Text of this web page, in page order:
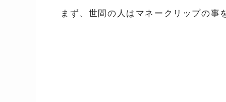
まず、世間の人はマネークリップの事